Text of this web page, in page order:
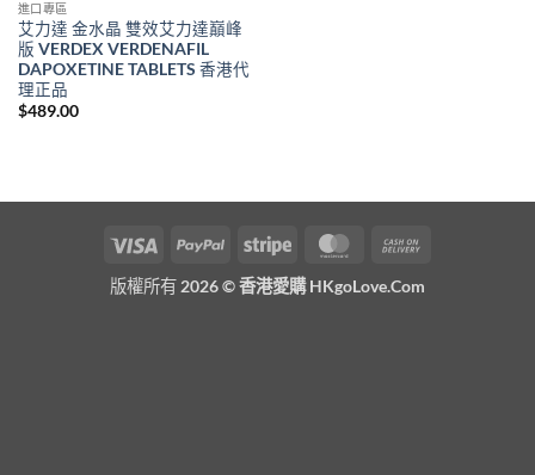
進口專區
艾力達 金水晶 雙效艾力達巔峰
版 VERDEX VERDENAFIL
DAPOXETINE TABLETS 香港代
理正品
$489.00
Visa PayPal Stripe MasterCard
版權所有 2026 ©香港愛購 HKgoLove.Com